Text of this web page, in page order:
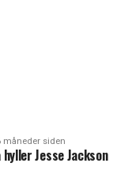
måneder siden
hyller Jesse Jackson